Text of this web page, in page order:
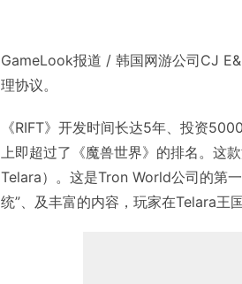
GameLook报道 / 韩国网游公司CJ
理协议。
《RIFT》开发时间长达5年、投资
上即超过了《魔兽世界》的排名。这
Telara）。这是Tron World公司的第
统”、及丰富的内容，玩家在Telara王